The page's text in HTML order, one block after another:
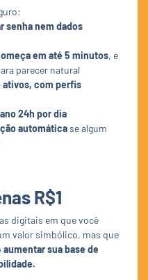
senha nem dados
em até 5 minutos, e
parecer natural
ativos, com perfis
24h por dia
automáticase algum
R$1
digitais em que você
valor simbólico, mas que
aumentar sua base de